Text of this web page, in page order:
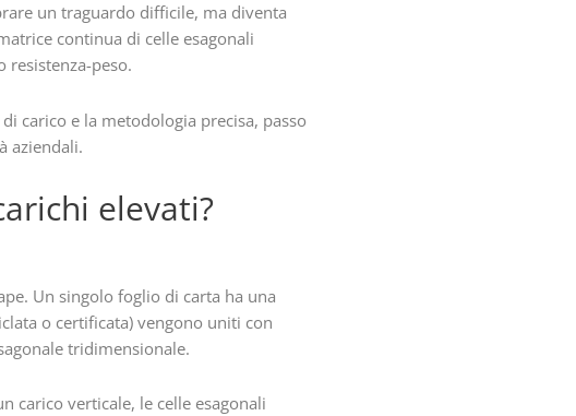
un traguardo difficile, ma diventa
continua di celle esagonali
resistenza-peso.
carico e la metodologia precisa, passo
aziendali.
elevati?
Un singolo foglio di carta ha una
o certificata) vengono uniti con
tridimensionale.
carico verticale, le celle esagonali